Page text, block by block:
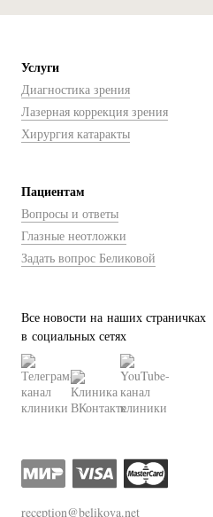
Услуги
Диагностика зрения
Лазерная коррекция зрения
Хирургия катаракты
Пациентам
Вопросы и ответы
Глазные неотложки
Задать вопрос Беликовой
Все новости на наших страничках
в социальных сетях
reception@belikova.net